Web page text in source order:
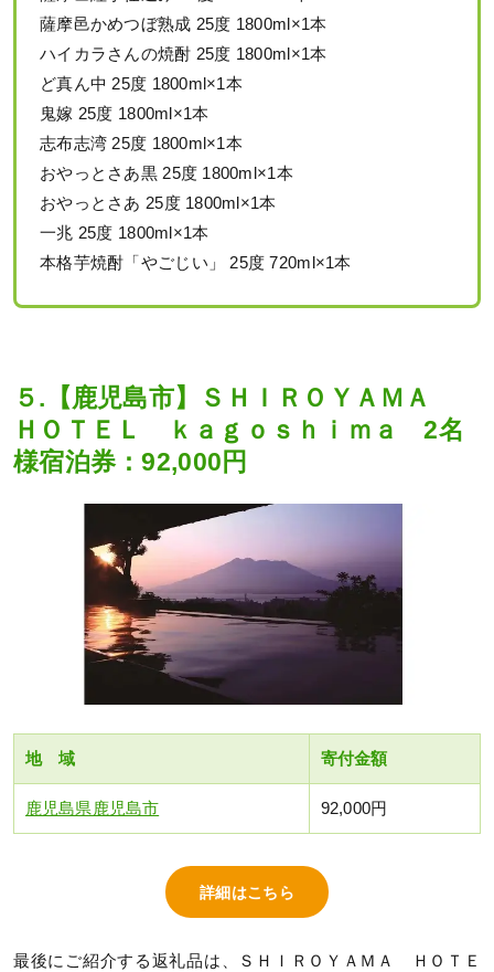
薩摩邑かめつぼ熟成 25度 1800ml×1本
ハイカラさんの焼酎 25度 1800ml×1本
ど真ん中 25度 1800ml×1本
鬼嫁 25度 1800ml×1本
志布志湾 25度 1800ml×1本
おやっとさあ黒 25度 1800ml×1本
おやっとさあ 25度 1800ml×1本
一兆 25度 1800ml×1本
本格芋焼酎「やごじい」 25度 720ml×1本
５.【鹿児島市】ＳＨＩＲＯＹＡＭＡ
ＨＯＴＥＬ ｋａｇｏｓｈｉｍａ 2名
様宿泊券：92,000円
地 域 寄付金額
鹿児島県鹿児島市 92,000円
詳細はこちら
最後にご紹介する返礼品は、ＳＨＩＲＯＹＡＭＡ ＨＯＴＥ